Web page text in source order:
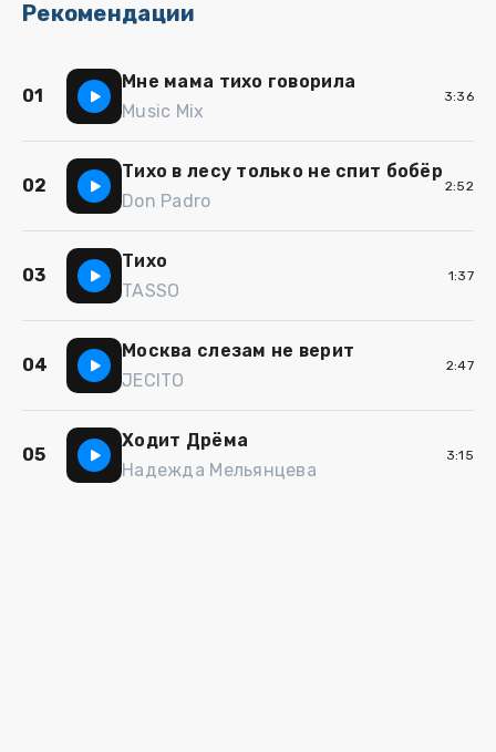
Рекомендации
01
Мне мама тихо говорила
Music Mix
3:36
02
Тихо в лесу только не спит бобёр
Don Padro
2:52
03
Тихо
TASSO
1:37
04
Москва слезам не верит
JECITO
2:47
05
Ходит Дрёма
Надежда Мельянцева
3:15